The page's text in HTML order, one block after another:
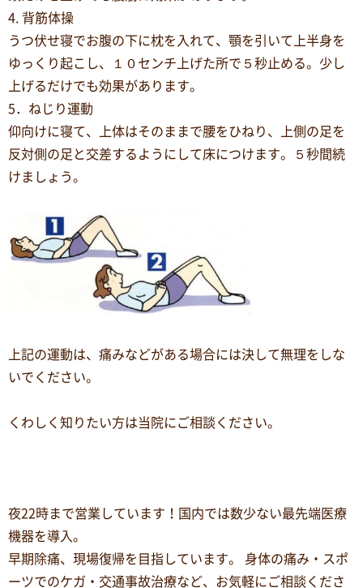
4. 背筋体操
うつ伏せ寝でお腹の下に枕を入れて、顎を引いて上半身を
ゆっくり起こし、１０センチ上げた所で５秒止める。少し
上げるだけでも効果があります。
5．ねじり運動
仰向けに寝て、上体はそのままで腰をひねり、上側の足を
反対側の足と交差するようにして床につけます。５秒間続
けましょう。
上記の運動は、痛みなどがある場合には決して無理をしな
いでください。
くわしく知りたい方は当院にご相談ください。
夜22時まで営業しています！国内では数少ない最先端医療
機器を導入。
早期除痛、現場復帰を目指しています。 身体の痛み・スポ
ーツでのケガ・交通事故治療など、お気軽にご相談くださ